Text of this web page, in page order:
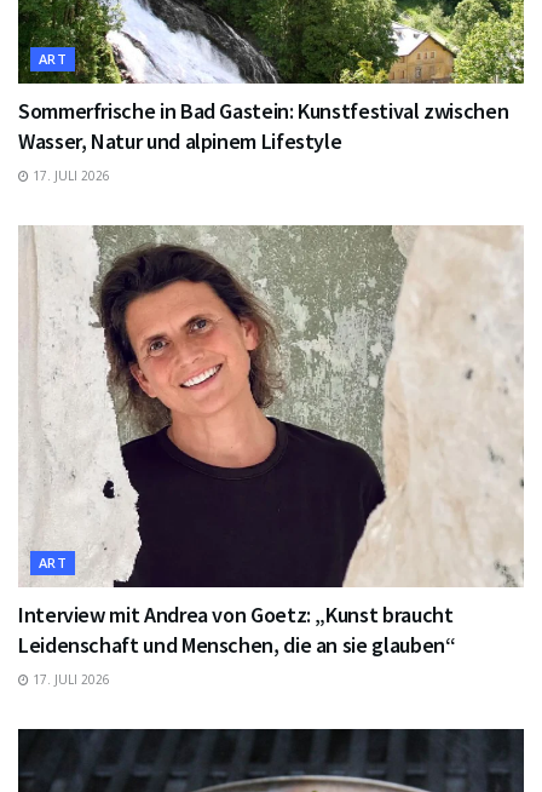
ART
Sommerfrische in Bad Gastein: Kunstfestival zwischen
Wasser, Natur und alpinem Lifestyle
17. JULI 2026
ART
Interview mit Andrea von Goetz: „Kunst braucht
Leidenschaft und Menschen, die an sie glauben“
17. JULI 2026